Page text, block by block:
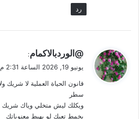
رد
ي
ل
@الوردبالاكمام:
يونيو 19, 2026 الساعة 2:31 م
قانون الحياة العملية لا شريك
سطر
ويكلك ليش متخلي وياك شريك
يخمط تعبك لو يهبط معنوياتك